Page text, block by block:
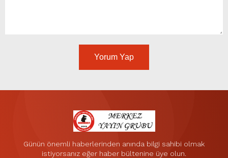
Yorum Yap
Günün önemli haberlerinden anında bilgi sahibi olmak
istiyorsanız eğer haber bültenine üye olun.